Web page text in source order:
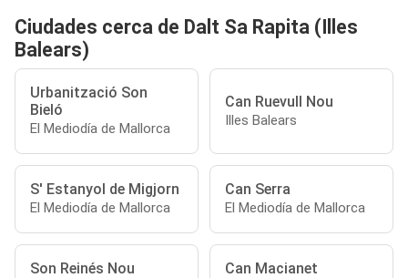
Ciudades cerca de Dalt Sa Rapita (Illes
Balears)
Urbanització Son
Bieló
El Mediodía de Mallorca
Can Ruevull Nou
Illes Balears
S' Estanyol de Migjorn
El Mediodía de Mallorca
Can Serra
El Mediodía de Mallorca
Son Reinés Nou Can Macianet